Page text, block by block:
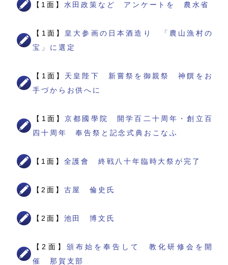
【1面】 水田政策など アンケートを 農水省
【1面】 皇大参画の日本酒造り 「農山漁村の
宝」に選定
【1面】 天皇陛下 新嘗祭を御親祭 神饌をお
手づからお供へに
【1面】京都國學院 開学百二十周年・創立百
四十周年 奉告祭と記念式典おこなふ
【1面】 全護會 終戦八十年臨時大祭が完了
【2面】 古屋 倫史氏
【2面】 池田 博文氏
【2面】 頒布始を奉告して 教化研修会を開
催 那賀支部